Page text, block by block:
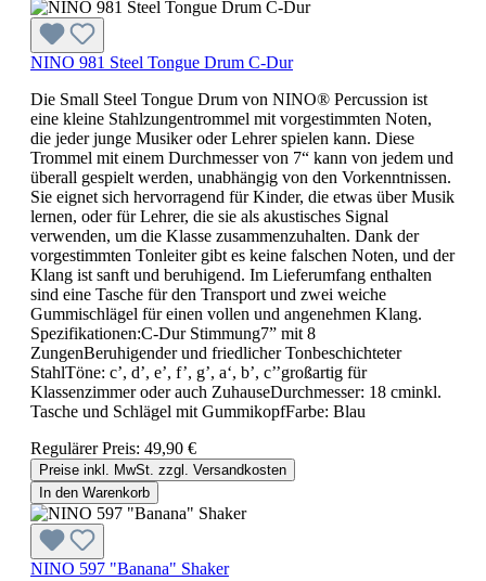
NINO 981 Steel Tongue Drum C-Dur
Die Small Steel Tongue Drum von NINO® Percussion ist
eine kleine Stahlzungentrommel mit vorgestimmten Noten,
die jeder junge Musiker oder Lehrer spielen kann. Diese
Trommel mit einem Durchmesser von 7“ kann von jedem und
überall gespielt werden, unabhängig von den Vorkenntnissen.
Sie eignet sich hervorragend für Kinder, die etwas über Musik
lernen, oder für Lehrer, die sie als akustisches Signal
verwenden, um die Klasse zusammenzuhalten. Dank der
vorgestimmten Tonleiter gibt es keine falschen Noten, und der
Klang ist sanft und beruhigend. Im Lieferumfang enthalten
sind eine Tasche für den Transport und zwei weiche
Gummischlägel für einen vollen und angenehmen Klang.
Spezifikationen:C-Dur Stimmung7” mit 8
ZungenBeruhigender und friedlicher Tonbeschichteter
StahlTöne: c’, d’, e’, f’, g’, a‘, b’, c’’großartig für
Klassenzimmer oder auch ZuhauseDurchmesser: 18 cminkl.
Tasche und Schlägel mit GummikopfFarbe: Blau
Regulärer Preis: 49,90 €
Preise inkl. MwSt. zzgl. Versandkosten
In den Warenkorb
NINO 597 "Banana" Shaker